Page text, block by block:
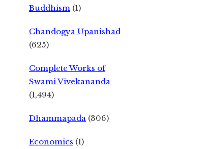
Buddhism (1)
Chandogya Upanishad
(625)
Complete Works of
Swami Vivekananda
(1,494)
Dhammapada (306)
Economics (1)